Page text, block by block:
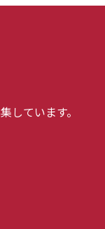
しています。